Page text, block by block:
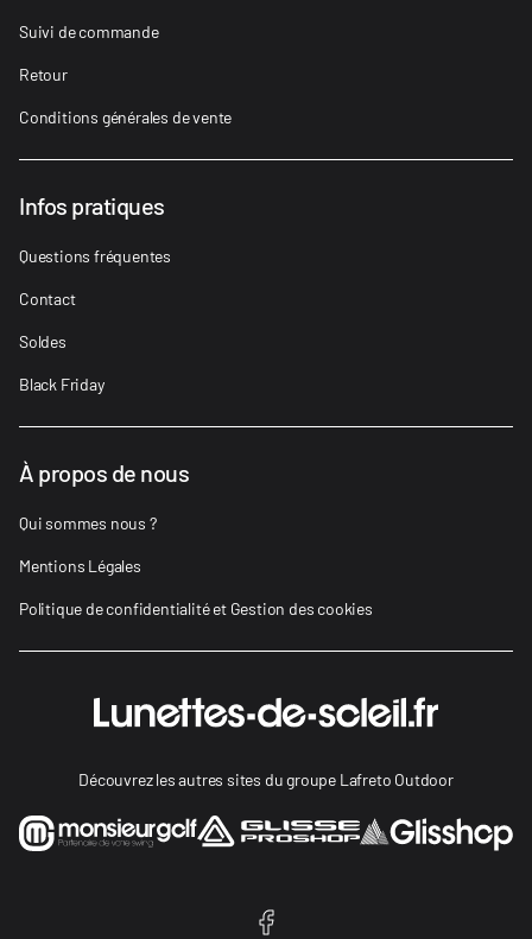
Suivi de commande
Retour
Conditions générales de vente
Infos pratiques
Questions fréquentes
Contact
Soldes
Black Friday
À propos de nous
Qui sommes nous ?
Mentions Légales
Politique de confidentialité et Gestion des cookies
Découvrez les autres sites du groupe Lafreto Outdoor